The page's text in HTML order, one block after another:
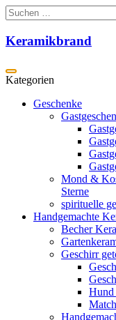
Zum
Inhalt
springen
Suchen
nach:
Keramikbrand
Geschenke
Mond &
Sterne
spirituelle
Handgemachte
Becher
Geschirr
Hund